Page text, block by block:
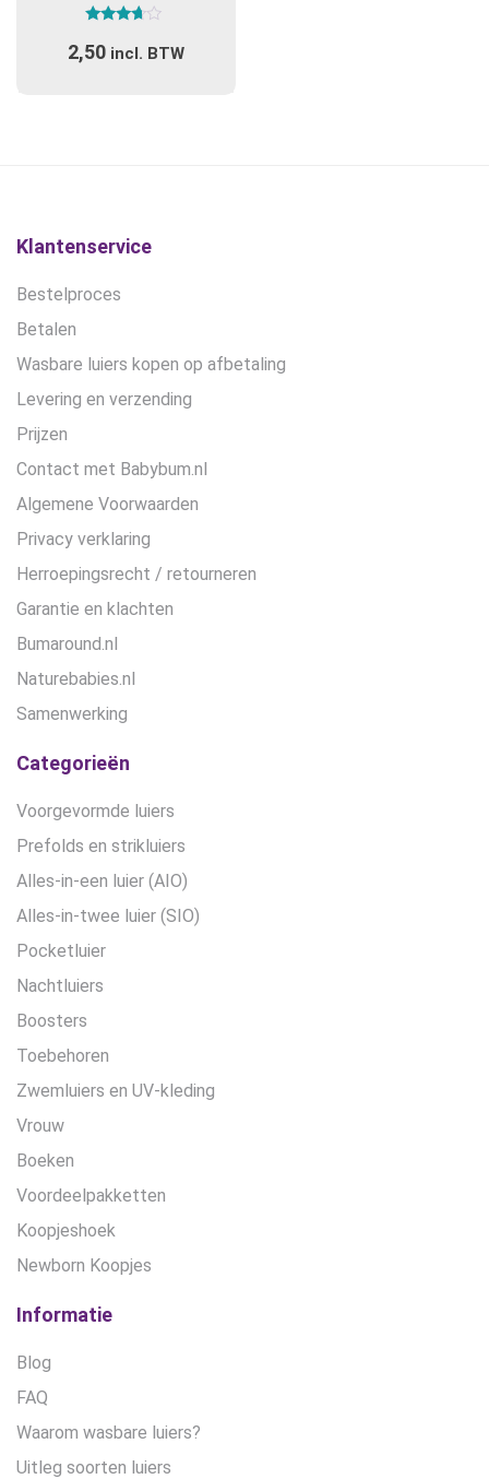
variaties.
optie
3.50
uit 5
2,50 incl. BTW
Klantenservice
Bestelproces
Betalen
Wasbare luiers kopen op afbetaling
Levering en verzending
Prijzen
Contact met Babybum.nl
Algemene Voorwaarden
Privacy verklaring
Herroepingsrecht / retourneren
Garantie en klachten
Bumaround.nl
Naturebabies.nl
Samenwerking
Categorieën
Voorgevormde luiers
Prefolds en strikluiers
Alles-in-een luier (AIO)
Alles-in-twee luier (SIO)
Pocketluier
Nachtluiers
Boosters
Toebehoren
Zwemluiers en UV-kleding
Vrouw
Boeken
Voordeelpakketten
Koopjeshoek
Newborn Koopjes
Informatie
Blog
FAQ
Waarom wasbare luiers?
Uitleg soorten luiers